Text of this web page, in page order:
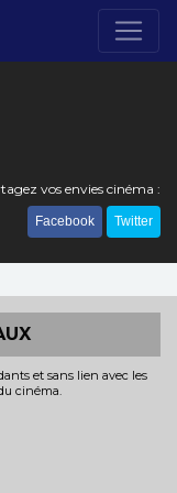
vos envies cinéma :
Facebook Twitter
et sans lien avec les
cinéma.